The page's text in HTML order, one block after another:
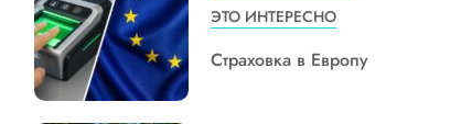
ЭТО ИНТЕРЕСНО
Страховка в Европу